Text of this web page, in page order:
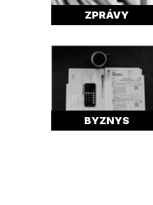
ZPRÁVY
BYZNYS